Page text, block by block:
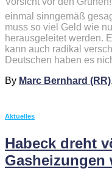
einmal sinngemäß
muss so viel Geld wie
herausgeleitet werden.
kann auch radikal
Deutschen haben es
By Marc Bernhard (RR),
Aktuelles
Habeck dreht
Gasheizungen